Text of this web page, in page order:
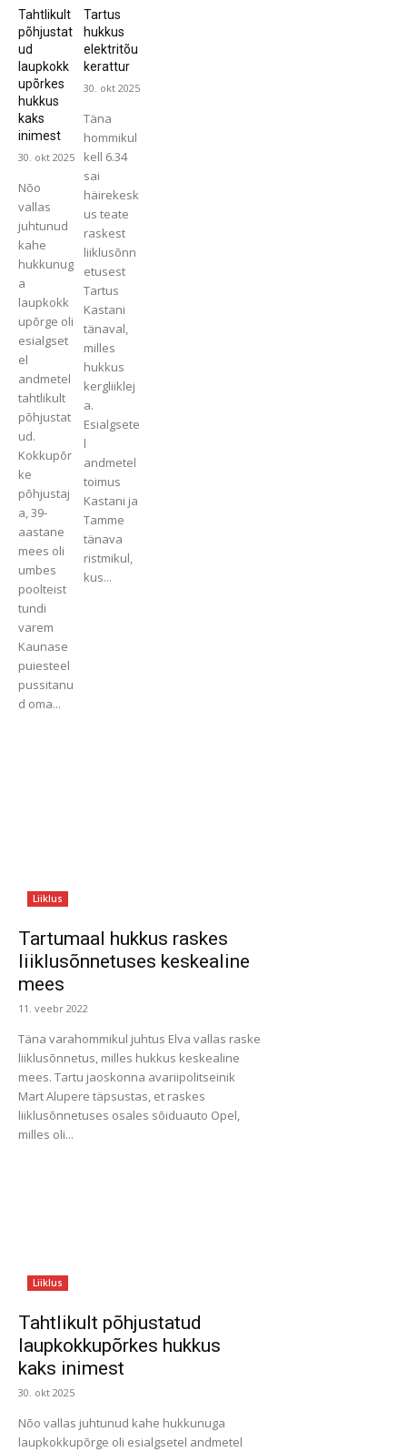
Tahtlikult
põhjustat
ud
laupkokk
upõrkes
hukkus
kaks
inimest
30. okt 2025
Nõo
vallas
juhtunud
kahe
hukkunug
a
laupkokk
upõrge oli
esialgset
el
andmetel
tahtlikult
põhjustat
ud.
Kokkupõr
ke
põhjustaj
a, 39-
aastane
mees oli
umbes
poolteist
tundi
varem
Kaunase
puiesteel
pussitanu
d oma...
Tartus
hukkus
elektritõu
kerattur
30. okt 2025
Täna
hommikul
kell 6.34
sai
häirekesk
us teate
raskest
liiklusõnn
etusest
Tartus
Kastani
tänaval,
milles
hukkus
kergliiklej
a.
Esialgsete
l
andmetel
toimus
Kastani ja
Tamme
tänava
ristmikul,
kus...
Liiklus
Tartumaal hukkus raskes
liiklusõnnetuses keskealine
mees
11. veebr 2022
Täna varahommikul juhtus Elva vallas raske
liiklusõnnetus, milles hukkus keskealine
mees. Tartu jaoskonna avariipolitseinik
Mart Alupere täpsustas, et raskes
liiklusõnnetuses osales sõiduauto Opel,
milles oli...
Liiklus
Tahtlikult põhjustatud
laupkokkupõrkes hukkus
kaks inimest
30. okt 2025
Nõo vallas juhtunud kahe hukkunuga
laupkokkupõrge oli esialgsetel andmetel